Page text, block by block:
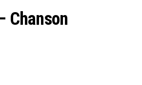
Chanson